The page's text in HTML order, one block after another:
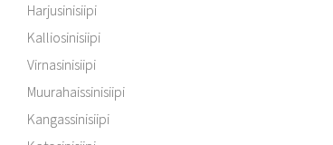
Harjusinisiipi
Kalliosinisiipi
Virnasinisiipi
Muurahaissinisiipi
Kangassinisiipi